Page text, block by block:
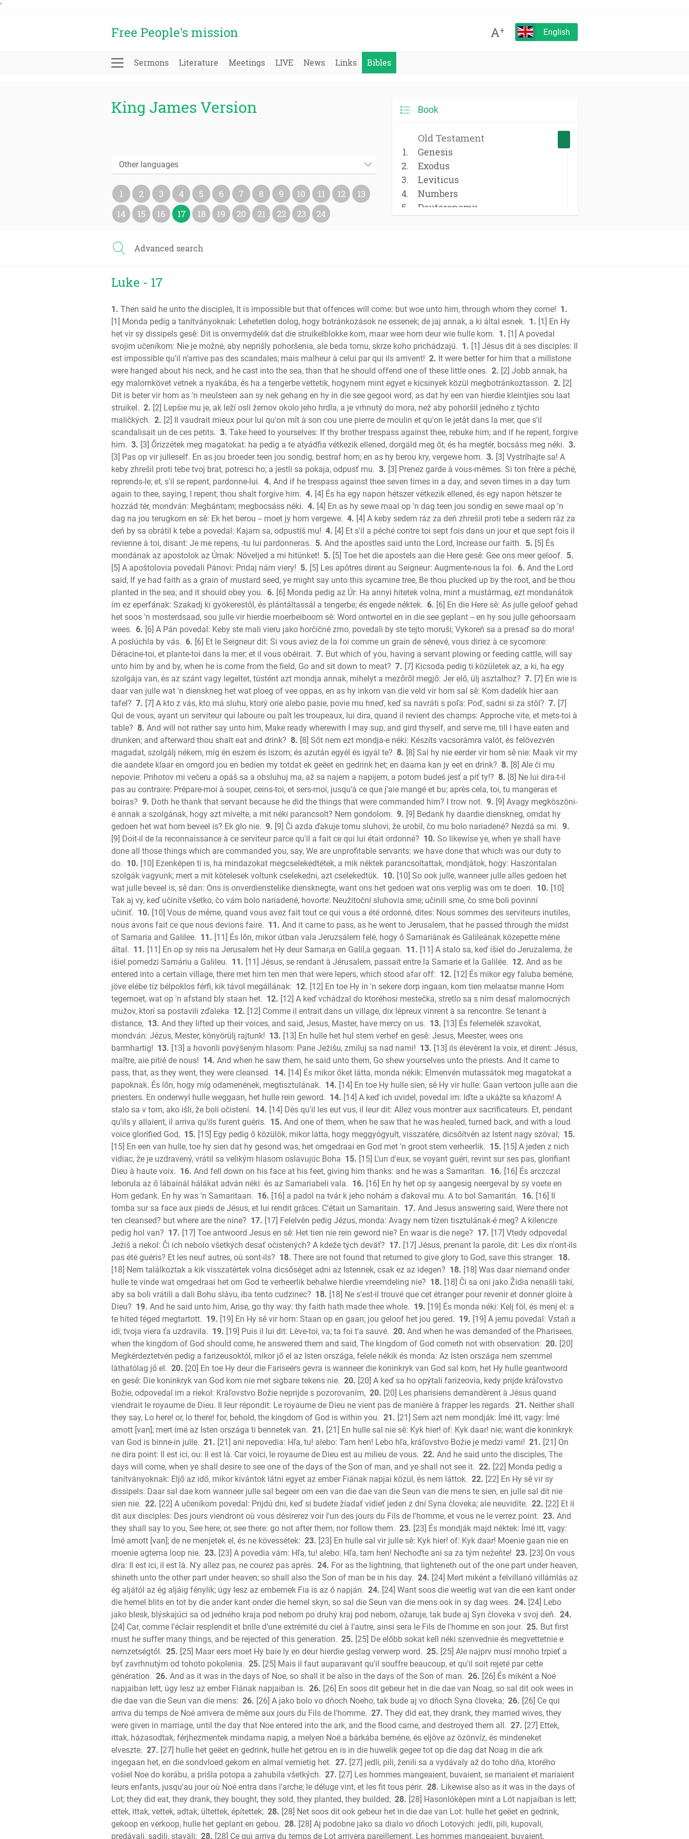
'
Free People's mission A+ English
Sermons Literature Meetings LIVE News Links Bibles
King James Version
Other languages
1 2 3 4 5 6 7 8 9 10 11 12
13
14
15 16 17 18 19 20 21 22 23 24
Book
Old Testament
Genesis
Exodus
Leviticus
Numbers
Deuteronomy
2 Kings
1 Chronicles
2 Chronicles
Ezra
Nehemiah
Esther
Job
Psalms
Proverbs
Ecclesiastes
S of Solomon
Isaiah
Jeremiah
Lamentations
Ezekiel
Daniel
Hosea
Joel
Amos
Obadiah
Jonah
Micah
Nahum
Habakkuk
Zephaniah
Haggai
Zechariah
New Testament
Malachi
Matthew
Mark
Luke
John
Acts
Romans
1 Corinthians
2 Corinthians
Galatians
Ephesians
Phillipians
Colossians
1 Thess.
2 Thess.
1 Timothy
2 Timothy
Titus
Philemon
Hebrews
James
1 Peter
2 Peter
1 John
2 John
3 John
Jude
Revelation
Advanced search
Luke - 17
1. Then said he unto the disciples, It is impossible but that offences will come: but woe unto him, through whom they come! 1.
[1] Monda pedig a tanítványoknak: Lehetetlen dolog, hogy botránkozások ne essenek; de jaj annak, a ki által esnek. 1. [1] En Hy
het vir sy dissipels gesê: Dit is onvermydelik dat die struikelblokke kom, maar wee hom deur wie hulle kom. 1. [1] A povedal
svojim učeníkom: Nie je možné, aby neprišly pohoršenia, ale beda tomu, skrze koho prichádzajú. 1. [1] Jésus dit à ses disciples: Il
est impossible qu'il n'arrive pas des scandales; mais malheur à celui par qui ils arrivent! 2. It were better for him that a millstone
were hanged about his neck, and he cast into the sea, than that he should offend one of these little ones. 2. [2] Jobb annak, ha
egy malomkövet vetnek a nyakába, és ha a tengerbe vettetik, hogynem mint egyet e kicsinyek közül megbotránkoztasson. 2. [2]
Dit is beter vir hom as 'n meulsteen aan sy nek gehang en hy in die see gegooi word, as dat hy een van hierdie kleintjies sou laat
struikel. 2. [2] Lepšie mu je, ak leží oslí žernov okolo jeho hrdla, a je vrhnutý do mora, než aby pohoršil jedného z týchto
maličkých. 2. [2] Il vaudrait mieux pour lui qu'on mît à son cou une pierre de moulin et qu'on le jetât dans la mer, que s'il
scandalisait un de ces petits. 3. Take heed to yourselves: If thy brother trespass against thee, rebuke him; and if he repent, forgive
him. 3. [3] Őrizzétek meg magatokat: ha pedig a te atyádfia vétkezik ellened, dorgáld meg őt; és ha megtér, bocsáss meg néki. 3.
[3] Pas op vir julleself. En as jou broeder teen jou sondig, bestraf hom; en as hy berou kry, vergewe hom. 3. [3] Vystríhajte sa! A
keby zhrešil proti tebe tvoj brat, potresci ho; a jestli sa pokaja, odpusť mu. 3. [3] Prenez garde à vous-mêmes. Si ton frère a péché,
reprends-le; et, s'il se repent, pardonne-lui. 4. And if he trespass against thee seven times in a day, and seven times in a day turn
again to thee, saying, I repent; thou shalt forgive him. 4. [4] És ha egy napon hétszer vétkezik ellened, és egy napon hétszer te
hozzád tér, mondván: Megbántam; megbocsáss néki. 4. [4] En as hy sewe maal op 'n dag teen jou sondig en sewe maal op 'n
dag na jou terugkom en sê: Ek het berou -- moet jy hom vergewe. 4. [4] A keby sedem ráz za deň zhrešil proti tebe a sedem ráz za
deň by sa obrátil k tebe a povedal: Kajam sa, odpustíš mu! 4. [4] Et s'il a péché contre toi sept fois dans un jour et que sept fois il
revienne à toi, disant: Je me repens, -tu lui pardonneras. 5. And the apostles said unto the Lord, Increase our faith. 5. [5] És
mondának az apostolok az Úrnak: Növeljed a mi hitünket! 5. [5] Toe het die apostels aan die Here gesê: Gee ons meer geloof. 5.
[5] A apoštolovia povedali Pánovi: Pridaj nám viery! 5. [5] Les apôtres dirent au Seigneur: Augmente-nous la foi. 6. And the Lord
said, If ye had faith as a grain of mustard seed, ye might say unto this sycamine tree, Be thou plucked up by the root, and be thou
planted in the sea; and it should obey you. 6. [6] Monda pedig az Úr: Ha annyi hitetek volna, mint a mustármag, ezt mondanátok
ím ez eperfának: Szakadj ki gyökerestől, és plántáltassál a tengerbe; és engede néktek. 6. [6] En die Here sê: As julle geloof gehad
het soos 'n mosterdsaad, sou julle vir hierdie moerbeiboom sê: Word ontwortel en in die see geplant -- en hy sou julle gehoorsaam
wees. 6. [6] A Pán povedal: Keby ste mali vieru jako horčičné zrno, povedali by ste tejto moruši; Vykoreň sa a presaď sa do mora!
A poslúchla by vás. 6. [6] Et le Seigneur dit: Si vous aviez de la foi comme un grain de sénevé, vous diriez à ce sycomore:
Déracine-toi, et plante-toi dans la mer; et il vous obéirait. 7. But which of you, having a servant plowing or feeding cattle, will say
unto him by and by, when he is come from the field, Go and sit down to meat? 7. [7] Kicsoda pedig ti közületek az, a ki, ha egy
szolgája van, és az szánt vagy legeltet, tüstént azt mondja annak, mihelyt a mezőről megjő: Jer elő, ülj asztalhoz? 7. [7] En wie is
daar van julle wat 'n dienskneg het wat ploeg of vee oppas, en as hy inkom van die veld vir hom sal sê: Kom dadelik hier aan
tafel? 7. [7] A kto z vás, kto má sluhu, ktorý orie alebo pasie, povie mu hneď, keď sa navráti s poľa: Poď, sadni si za stôl? 7. [7]
Qui de vous, ayant un serviteur qui laboure ou paît les troupeaux, lui dira, quand il revient des champs: Approche vite, et mets-toi à
table? 8. And will not rather say unto him, Make ready wherewith I may sup, and gird thyself, and serve me, till I have eaten and
drunken; and afterward thou shalt eat and drink? 8. [8] Sőt nem ezt mondja-e néki: Készíts vacsorámra valót, és felövezvén
magadat, szolgálj nékem, míg én eszem és iszom; és azután egyél és igyál te? 8. [8] Sal hy nie eerder vir hom sê nie: Maak vir my
die aandete klaar en omgord jou en bedien my totdat ek geëet en gedrink het; en daarna kan jy eet en drink? 8. [8] Ale či mu
nepovie: Prihotov mi večeru a opáš sa a obsluhuj ma, až sa najem a napijem, a potom budeš jesť a piť ty!? 8. [8] Ne lui dira-t-il
pas au contraire: Prépare-moi à souper, ceins-toi, et sers-moi, jusqu'à ce que j'aie mangé et bu; après cela, toi, tu mangeras et
boiras? 9. Doth he thank that servant because he did the things that were commanded him? I trow not. 9. [9] Avagy megköszöni-
é annak a szolgának, hogy azt mívelte, a mit néki parancsolt? Nem gondolom. 9. [9] Bedank hy daardie dienskneg, omdat hy
gedoen het wat hom beveel is? Ek glo nie. 9. [9] Či azda ďakuje tomu sluhovi, že urobil, čo mu bolo nariadené? Nezdá sa mi. 9.
[9] Doit-il de la reconnaissance à ce serviteur parce qu'il a fait ce qui lui était ordonné? 10. So likewise ye, when ye shall have
done all those things which are commanded you, say, We are unprofitable servants: we have done that which was our duty to
do. 10. [10] Ezenképen ti is, ha mindazokat megcselekedtétek, a mik néktek parancsoltattak, mondjátok, hogy: Haszontalan
szolgák vagyunk; mert a mit kötelesek voltunk cselekedni, azt cselekedtük. 10. [10] So ook julle, wanneer julle alles gedoen het
wat julle beveel is, sê dan: Ons is onverdienstelike diensknegte, want ons het gedoen wat ons verplig was om te doen. 10. [10]
Tak aj vy, keď učiníte všetko, čo vám bolo nariadené, hovorte: Neužitoční sluhovia sme; učinili sme, čo sme boli povinní
učiniť. 10. [10] Vous de même, quand vous avez fait tout ce qui vous a été ordonné, dites: Nous sommes des serviteurs inutiles,
nous avons fait ce que nous devions faire. 11. And it came to pass, as he went to Jerusalem, that he passed through the midst
of Samaria and Galilee. 11. [11] És lőn, mikor útban vala Jeruzsálem felé, hogy ő Samariának és Galileának közepette méne
által. 11. [11] En op sy reis na Jerusalem het Hy deur Samar¡a en Galil,a gegaan. 11. [11] A stalo sa, keď išiel do Jeruzalema, že
išiel pomedzi Samáriu a Galileu. 11. [11] Jésus, se rendant à Jérusalem, passait entre la Samarie et la Galilée. 12. And as he
entered into a certain village, there met him ten men that were lepers, which stood afar off: 12. [12] És mikor egy faluba beméne,
jöve elébe tíz bélpoklos férfi, kik távol megállának: 12. [12] En toe Hy in 'n sekere dorp ingaan, kom tien melaatse manne Hom
tegemoet, wat op 'n afstand bly staan het. 12. [12] A keď vchádzal do ktoréhosi mestečka, stretlo sa s ním desať malomocných
mužov, ktorí sa postavili zďaleka 12. [12] Comme il entrait dans un village, dix lépreux vinrent à sa rencontre. Se tenant à
distance, 13. And they lifted up their voices, and said, Jesus, Master, have mercy on us. 13. [13] És felemelék szavokat,
mondván: Jézus, Mester, könyörülj rajtunk! 13. [13] En hulle het hul stem verhef en gesê: Jesus, Meester, wees ons
barmhartig! 13. [13] a hovorili povýšeným hlasom: Pane Ježišu, zmiluj sa nad nami! 13. [13] ils élevèrent la voix, et dirent: Jésus,
maître, aie pitié de nous! 14. And when he saw them, he said unto them, Go shew yourselves unto the priests. And it came to
pass, that, as they went, they were cleansed. 14. [14] És mikor őket látta, monda nékik: Elmenvén mutassátok meg magatokat a
papoknak. És lőn, hogy míg odamenének, megtisztulának. 14. [14] En toe Hy hulle sien, sê Hy vir hulle: Gaan vertoon julle aan die
priesters. En onderwyl hulle weggaan, het hulle rein geword. 14. [14] A keď ich uvidel, povedal im: Iďte a ukážte sa kňazom! A
stalo sa v tom, ako išli, že boli očistení. 14. [14] Dès qu'il les eut vus, il leur dit: Allez vous montrer aux sacrificateurs. Et, pendant
qu'ils y allaient, il arriva qu'ils furent guéris. 15. And one of them, when he saw that he was healed, turned back, and with a loud
voice glorified God, 15. [15] Egy pedig ő közülök, mikor látta, hogy meggyógyult, visszatére, dicsőítvén az Istent nagy szóval; 15.
[15] En een van hulle, toe hy sien dat hy gesond was, het omgedraai en God met 'n groot stem verheerlik. 15. [15] A jeden z nich
vidiac, že je uzdravený, vrátil sa velikým hlasom oslavujúc Boha 15. [15] L'un d'eux, se voyant guéri, revint sur ses pas, glorifiant
Dieu à haute voix. 16. And fell down on his face at his feet, giving him thanks: and he was a Samaritan. 16. [16] És arczczal
leborula az ő lábainál hálákat adván néki: és az Samariabeli vala. 16. [16] En hy het op sy aangesig neergeval by sy voete en
Hom gedank. En hy was 'n Samaritaan. 16. [16] a padol na tvár k jeho nohám a ďakoval mu. A to bol Samaritán. 16. [16] Il
tomba sur sa face aux pieds de Jésus, et lui rendit grâces. C'était un Samaritain. 17. And Jesus answering said, Were there not
ten cleansed? but where are the nine? 17. [17] Felelvén pedig Jézus, monda: Avagy nem tízen tisztulának-é meg? A kilencze
pedig hol van? 17. [17] Toe antwoord Jesus en sê: Het tien nie rein geword nie? En waar is die nege? 17. [17] Vtedy odpovedal
Ježiš a riekol: Či ich nebolo všetkých desať očistených? A kdeže tých deväť? 17. [17] Jésus, prenant la parole, dit: Les dix n'ont-ils
pas été guéris? Et les neuf autres, où sont-ils? 18. There are not found that returned to give glory to God, save this stranger. 18.
[18] Nem találkoztak a kik visszatértek volna dicsőséget adni az Istennek, csak ez az idegen? 18. [18] Was daar niemand onder
hulle te vinde wat omgedraai het om God te verheerlik behalwe hierdie vreemdeling nie? 18. [18] Či sa oni jako Židia nenašli takí,
aby sa boli vrátili a dali Bohu slávu, iba tento cudzinec? 18. [18] Ne s'est-il trouvé que cet étranger pour revenir et donner gloire à
Dieu? 19. And he said unto him, Arise, go thy way: thy faith hath made thee whole. 19. [19] És monda néki: Kelj föl, és menj el: a
te hited téged megtartott. 19. [19] En Hy sê vir hom: Staan op en gaan; jou geloof het jou gered. 19. [19] A jemu povedal: Vstaň a
idi; tvoja viera ťa uzdravila. 19. [19] Puis il lui dit: Lève-toi, va; ta foi t'a sauvé. 20. And when he was demanded of the Pharisees,
when the kingdom of God should come, he answered them and said, The kingdom of God cometh not with observation: 20. [20]
Megkérdeztetvén pedig a farizeusoktól, mikor jő el az Isten országa, felele nékik és monda: Az Isten országa nem szemmel
láthatólag jő el. 20. [20] En toe Hy deur die Fariseërs gevra is wanneer die koninkryk van God sal kom, het Hy hulle geantwoord
en gesê: Die koninkryk van God kom nie met sigbare tekens nie. 20. [20] A keď sa ho opýtali farizeovia, kedy prijde kráľovstvo
Božie, odpovedal im a riekol: Kráľovstvo Božie neprijde s pozorovaním, 20. [20] Les pharisiens demandèrent à Jésus quand
viendrait le royaume de Dieu. Il leur répondit: Le royaume de Dieu ne vient pas de manière à frapper les regards. 21. Neither shall
they say, Lo here! or, lo there! for, behold, the kingdom of God is within you. 21. [21] Sem azt nem mondják: Ímé itt, vagy: Ímé
amott [van]; mert ímé az Isten országa ti bennetek van. 21. [21] En hulle sal nie sê: Kyk hier! of: Kyk daar! nie; want die koninkryk
van God is binne-in julle. 21. [21] ani nepovedia: Hľa, tu! alebo: Tam hen! Lebo hľa, kráľovstvo Božie je medzi vami! 21. [21] On
ne dira point: Il est ici, ou: Il est là. Car voici, le royaume de Dieu est au milieu de vous. 22. And he said unto the disciples, The
days will come, when ye shall desire to see one of the days of the Son of man, and ye shall not see it. 22. [22] Monda pedig a
tanítványoknak: Eljő az idő, mikor kívántok látni egyet az ember Fiának napjai közül, és nem láttok. 22. [22] En Hy sê vir sy
dissipels: Daar sal dae kom wanneer julle sal begeer om een van die dae van die Seun van die mens te sien, en julle sal dit nie
sien nie. 22. [22] A učeníkom povedal: Prijdú dni, keď si budete žiadať vidieť jeden z dní Syna človeka; ale neuvidíte. 22. [22] Et il
dit aux disciples: Des jours viendront où vous désirerez voir l'un des jours du Fils de l'homme, et vous ne le verrez point. 23. And
they shall say to you, See here; or, see there: go not after them, nor follow them. 23. [23] És mondják majd néktek: Ímé itt, vagy:
Ímé amott [van]; de ne menjetek el, és ne kövessétek: 23. [23] En hulle sal vir julle sê: Kyk hier! of: Kyk daar! Moenie gaan nie en
moenie agterna loop nie. 23. [23] A povedia vám: Hľa, tu! alebo: Hľa, tam hen! Nechoďte ani sa za tým nežeňte! 23. [23] On vous
dira: Il est ici, il est là. N'y allez pas, ne courez pas après. 24. For as the lightning, that lighteneth out of the one part under heaven,
shineth unto the other part under heaven; so shall also the Son of man be in his day. 24. [24] Mert miként a felvillanó villámlás az
ég aljától az ég aljáig fénylik; úgy lesz az embernek Fia is az ő napján. 24. [24] Want soos die weerlig wat van die een kant onder
die hemel blits en tot by die ander kant onder die hemel skyn, so sal die Seun van die mens ook in sy dag wees. 24. [24] Lebo
jako blesk, blýskajúci sa od jedného kraja pod nebom po druhý kraj pod nebom, ožaruje, tak bude aj Syn človeka v svoj deň. 24.
[24] Car, comme l'éclair resplendit et brille d'une extrémité du ciel à l'autre, ainsi sera le Fils de l'homme en son jour. 25. But first
must he suffer many things, and be rejected of this generation. 25. [25] De előbb sokat kell néki szenvednie és megvettetnie e
nemzetségtől. 25. [25] Maar eers moet Hy baie ly en deur hierdie geslag verwerp word. 25. [25] Ale najprv musí mnoho trpieť a
byť zavrhnutým od tohoto pokolenia. 25. [25] Mais il faut auparavant qu'il souffre beaucoup, et qu'il soit rejeté par cette
génération. 26. And as it was in the days of Noe, so shall it be also in the days of the Son of man. 26. [26] És miként a Noé
napjaiban lett, úgy lesz az ember Fiának napjaiban is. 26. [26] En soos dit gebeur het in die dae van Noag, so sal dit ook wees in
die dae van die Seun van die mens: 26. [26] A jako bolo vo dňoch Noeho, tak bude aj vo dňoch Syna človeka; 26. [26] Ce qui
arriva du temps de Noé arrivera de même aux jours du Fils de l'homme. 27. They did eat, they drank, they married wives, they
were given in marriage, until the day that Noe entered into the ark, and the flood came, and destroyed them all. 27. [27] Ettek,
ittak, házasodtak, férjhezmentek mindama napig, a melyen Noé a bárkába beméne, és eljöve az özönvíz, és mindeneket
elveszte. 27. [27] hulle het geëet en gedrink, hulle het getrou en is in die huwelik gegee tot op die dag dat Noag in die ark
ingegaan het, en die sondvloed gekom en almal vernietig het. 27. [27] jedli, pili, ženili sa a vydávaly až do toho dňa, ktorého
vošiel Noe do korábu, a prišla potopa a zahubila všetkých. 27. [27] Les hommes mangeaient, buvaient, se mariaient et mariaient
leurs enfants, jusqu'au jour où Noé entra dans l'arche; le déluge vint, et les fit tous périr. 28. Likewise also as it was in the days of
Lot; they did eat, they drank, they bought, they sold, they planted, they builded; 28. [28] Hasonlóképen mint a Lót napjaiban is lett;
ettek, ittak, vettek, adtak, ültettek, építettek; 28. [28] Net soos dit ook gebeur het in die dae van Lot: hulle het geëet en gedrink,
gekoop en verkoop, hulle het geplant en gebou. 28. [28] Aj podobne jako sa dialo vo dňoch Lotových: jedli, pili, kupovali,
predávali, sadili, staväli; 28. [28] Ce qui arriva du temps de Lot arrivera pareillement. Les hommes mangeaient, buvaient,